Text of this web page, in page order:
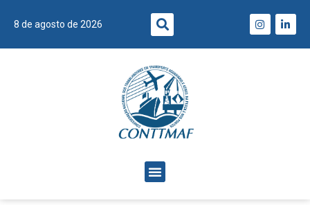
8 de agosto de 2026